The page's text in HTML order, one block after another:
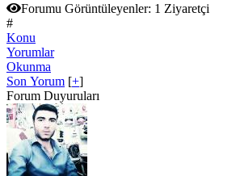
Forumu Görüntüleyenler: 1 Ziyaretçi
#
Konu
Yorumlar
Okunma
Son Yorum [+]
Forum Duyuruları